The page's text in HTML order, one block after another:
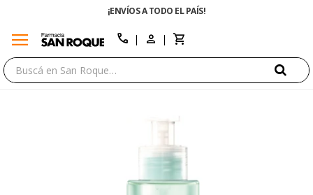
¡ENVÍOS A TODO EL PAÍS!
menu call
close